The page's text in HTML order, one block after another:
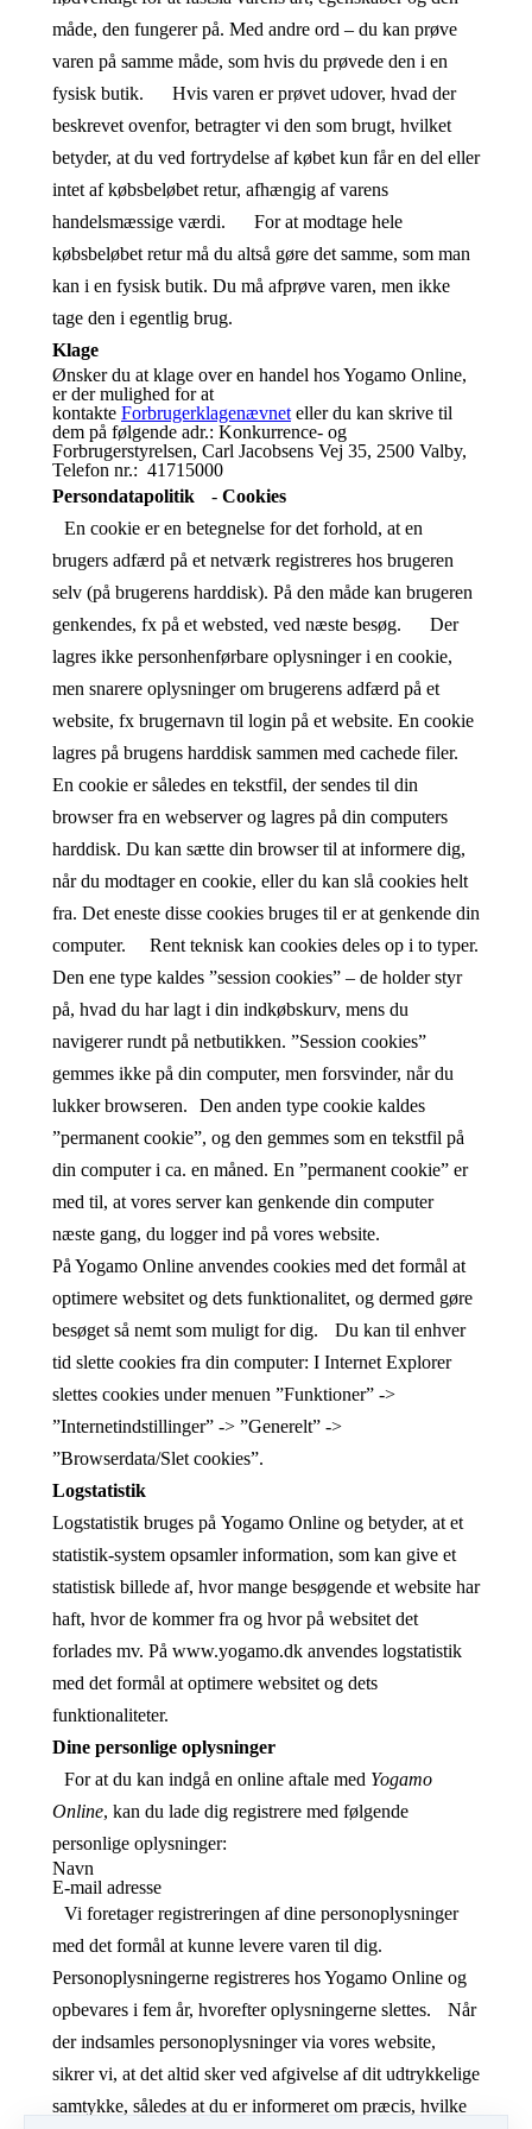
måde, den fungerer på. Med andre ord – du kan prøve
varen på samme måde, som hvis du prøvede den i en
fysisk butik. Hvis varen er prøvet udover, hvad der
beskrevet ovenfor, betragter vi den som brugt, hvilket
betyder, at du ved fortrydelse af købet kun får en del eller
intet af købsbeløbet retur, afhængig af varens
handelsmæssige værdi. For at modtage hele
købsbeløbet retur må du altså gøre det samme, som man
kan i en fysisk butik. Du må afprøve varen, men ikke
tage den i egentlig brug.
Klage
Ønsker du at klage over en handel hos Yogamo Online,
er der mulighed for at
kontakte Forbrugerklagenævnet eller du kan skrive til
dem på følgende adr.: Konkurrence- og
Forbrugerstyrelsen, Carl Jacobsens Vej 35, 2500 Valby,
Telefon nr.: 41715000
Persondatapolitik - Cookies
En cookie er en betegnelse for det forhold, at en
brugers adfærd på et netværk registreres hos brugeren
selv (på brugerens harddisk). På den måde kan brugeren
genkendes, fx på et websted, ved næste besøg. Der
lagres ikke personhenførbare oplysninger i en cookie,
men snarere oplysninger om brugerens adfærd på et
website, fx brugernavn til login på et website. En cookie
lagres på brugens harddisk sammen med cachede filer.
En cookie er således en tekstfil, der sendes til din
browser fra en webserver og lagres på din computers
harddisk. Du kan sætte din browser til at informere dig,
når du modtager en cookie, eller du kan slå cookies helt
fra. Det eneste disse cookies bruges til er at genkende din
computer. Rent teknisk kan cookies deles op i to typer.
Den ene type kaldes ”session cookies” – de holder styr
på, hvad du har lagt i din indkøbskurv, mens du
navigerer rundt på netbutikken. ”Session cookies”
gemmes ikke på din computer, men forsvinder, når du
lukker browseren. Den anden type cookie kaldes
”permanent cookie”, og den gemmes som en tekstfil på
din computer i ca. en måned. En ”permanent cookie” er
med til, at vores server kan genkende din computer
næste gang, du logger ind på vores website.
På Yogamo Online anvendes cookies med det formål at
optimere websitet og dets funktionalitet, og dermed gøre
besøget så nemt som muligt for dig. Du kan til enhver
tid slette cookies fra din computer: I Internet Explorer
slettes cookies under menuen ”Funktioner” ->
”Internetindstillinger” -> ”Generelt” ->
”Browserdata/Slet cookies”.
Logstatistik
Logstatistik bruges på Yogamo Online og betyder, at et
statistik-system opsamler information, som kan give et
statistisk billede af, hvor mange besøgende et website har
haft, hvor de kommer fra og hvor på websitet det
forlades mv. På www.yogamo.dk anvendes logstatistik
med det formål at optimere websitet og dets
funktionaliteter.
Dine personlige oplysninger
For at du kan indgå en online aftale med Yogamo
Online, kan du lade dig registrere med følgende
personlige oplysninger:
Navn
E-mail adresse
Vi foretager registreringen af dine personoplysninger
med det formål at kunne levere varen til dig.
Personoplysningerne registreres hos Yogamo Online og
opbevares i fem år, hvorefter oplysningerne slettes. Når
der indsamles personoplysninger via vores website,
sikrer vi, at det altid sker ved afgivelse af dit udtrykkelige
samtykke, således at du er informeret om præcis, hvilke